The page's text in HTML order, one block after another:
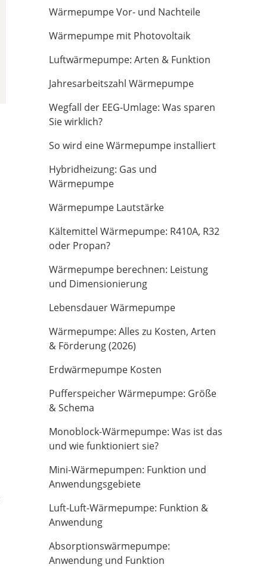
Wärmepumpe Vor- und Nachteile
Wärmepumpe mit Photovoltaik
Luftwärmepumpe: Arten & Funktion
Jahresarbeitszahl Wärmepumpe
Wegfall der EEG-Umlage: Was sparen
Sie wirklich?
So wird eine Wärmepumpe installiert
Hybridheizung: Gas und
Wärmepumpe
Wärmepumpe Lautstärke
Kältemittel Wärmepumpe: R410A, R32
oder Propan?
Wärmepumpe berechnen: Leistung
und Dimensionierung
Lebensdauer Wärmepumpe
Wärmepumpe: Alles zu Kosten, Arten
& Förderung (2026)
Erdwärmepumpe Kosten
Pufferspeicher Wärmepumpe: Größe
& Schema
Monoblock-Wärmepumpe: Was ist das
und wie funktioniert sie?
Mini-Wärmepumpen: Funktion und
Anwendungsgebiete
Luft-Luft-Wärmepumpe: Funktion &
Anwendung
Absorptionswärmepumpe:
Anwendung und Funktion